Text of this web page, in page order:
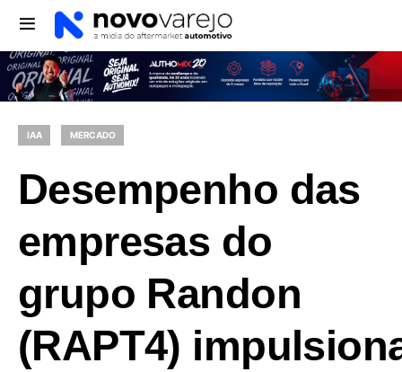
IAA MERCADO
Desempenho das
empresas do
grupo Randon
(RAPT4)